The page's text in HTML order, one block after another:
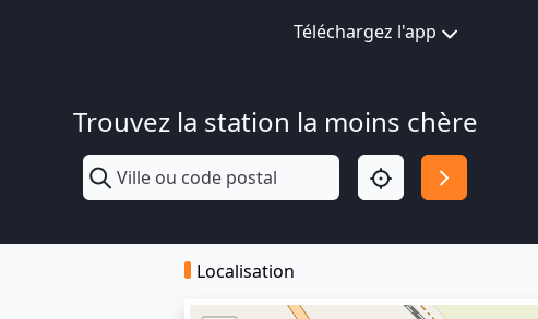
Téléchargez l'app
Trouvez la station la moins chère
Localisation